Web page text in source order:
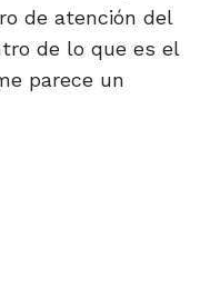
de atención del
de lo que es el
parece un